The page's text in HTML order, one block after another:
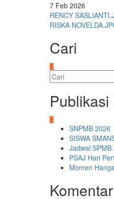
7 Feb 2026
Navigasi
pos
RENCY
RISKA
Cari
SNPMB 2026
SISWA
Jadwal
PSAJ Hari
Momen